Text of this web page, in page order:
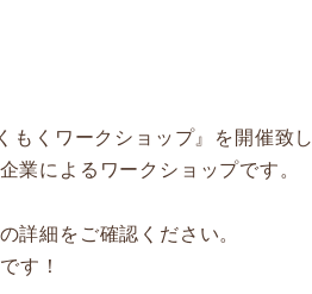
もくワークショップ』を開催致
業によるワークショップです。
詳細をご確認ください。
す！